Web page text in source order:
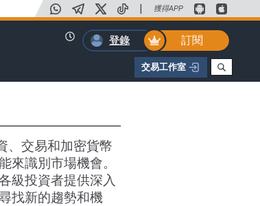
| 獲得APP
登錄
訂閱
交易工作室
、交易和加密貨幣
來識別市場機會。
級投資者提供深入
找新的趨勢和機